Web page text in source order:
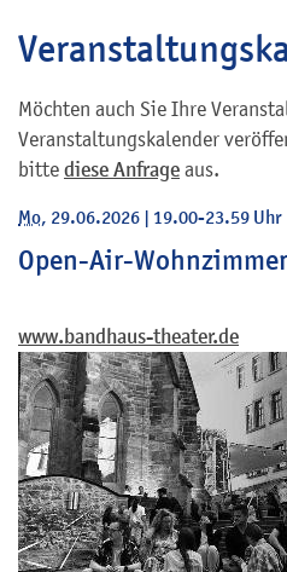
Möchten auch Sie Ihre
Veranstaltungskalender
bitte diese Anfrage aus.
Mo, 29.06.2026 | 19.00-23.59 Uhr
Open-Air-Wohnzimmer
www.bandhaus-theater.de